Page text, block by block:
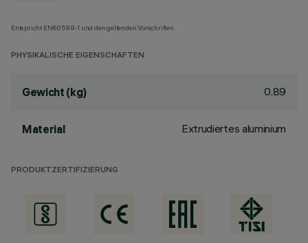
Entspricht EN60598-1 und den geltenden Vorschriften.
PHYSIKALISCHE EIGENSCHAFTEN
Gewicht (kg) 0.89
Material Extrudiertes aluminium
PRODUKTZERTIFIZIERUNG